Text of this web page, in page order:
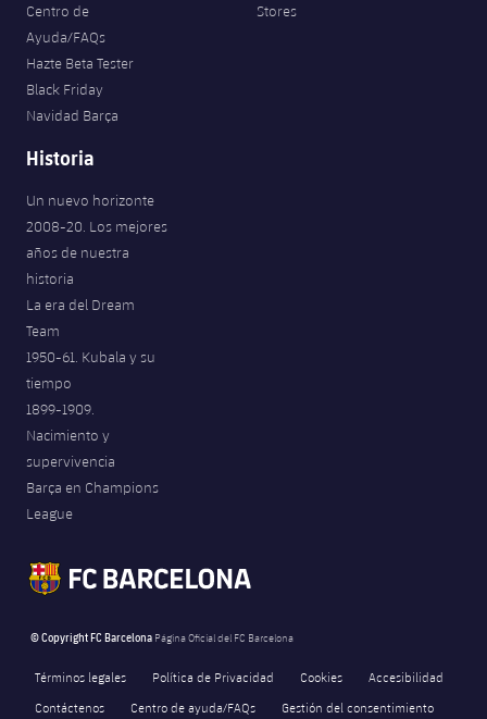
Centro de
Ayuda/FAQs
Hazte Beta Tester
Black Friday
Navidad Barça
Stores
Historia
Un nuevo horizonte
2008-20. Los mejores
años de nuestra
historia
La era del Dream
Team
1950-61. Kubala y su
tiempo
1899-1909.
Nacimiento y
supervivencia
Barça en Champions
League
© Copyright FC Barcelona Página Oficial del FC Barcelona
Términos legales Política de Privacidad Cookies
Accesibilidad
Contáctenos
Centro de ayuda/FAQs Gestión del consentimiento